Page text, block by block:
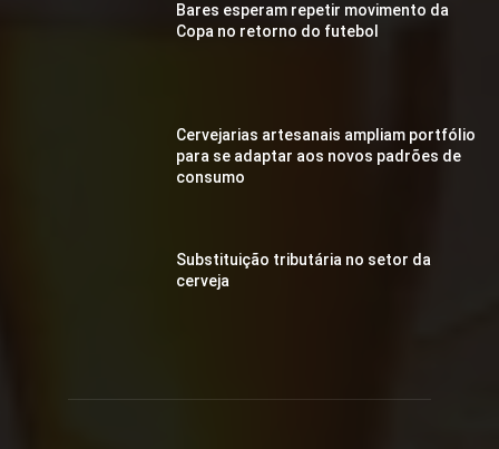
Bares esperam repetir movimento da
Copa no retorno do futebol
Cervejarias artesanais ampliam portfólio
para se adaptar aos novos padrões de
consumo
Substituição tributária no setor da
cerveja